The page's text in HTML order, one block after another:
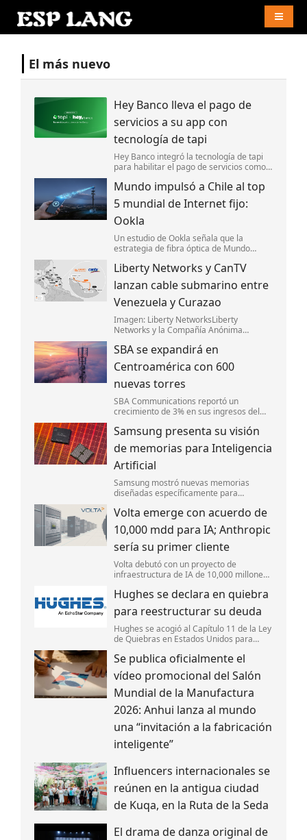
El más nuevo
Hey Banco lleva el pago de
servicios a su app con
tecnología de tapi
Hey Banco integró la tecnología de tapi
para habilitar el pago de servicios como
México.
Mundo impulsó a Chile al top
5 mundial de Internet fijo:
Ookla
Un estudio de Ookla señala que la
estrategia de fibra óptica de Mundo
posicionar a Chile entre los cinco países
con el Internet fijo más rápido del mundo.
Liberty Networks y CanTV
lanzan cable submarino entre
Venezuela y Curazao
Imagen: Liberty NetworksLiberty
Networks y la Compañía Anónima
lanzaron Fénix,un nuevo sistema de cable
submarino de fibra óptica que conectará
Camurí,
SBA se expandirá en
Centroamérica con 600
nuevas torres
SBA Communications reportó un
crecimiento de 3% en sus ingresos del
perspectivas financieras para el año.
Samsung presenta su visión
de memorias para Inteligencia
Artificial
Samsung mostró nuevas memorias
diseñadas específicamente para
la eficiencia energética.
Volta emerge con acuerdo de
10,000 mdd para IA; Anthropic
sería su primer cliente
Volta debutó con un proyecto de
infraestructura de IA de 10,000 millones
Nvidia. Anthropic sería su primer cliente
para capacidad de cómputo.
Hughes se declara en quiebra
para reestructurar su deuda
Hughes se acogió al Capítulo 11 de la Ley
de Quiebras en Estados Unidos para
estructura de capital y mantener la
continuidad de sus operaciones.
Se publica oficialmente el
vídeo promocional del Salón
Mundial de la Manufactura
2026: Anhui lanza al mundo
una “invitación a la fabricación
inteligente”
Influencers internacionales se
reúnen en la antigua ciudad
de Kuqa, en la Ruta de la Seda
El drama de danza original de